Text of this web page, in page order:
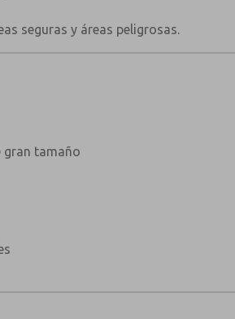
seguras y áreas peligrosas.
gran tamaño